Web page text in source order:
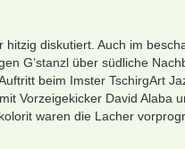
diskutiert. Auch im
G’stanzl über südliche
beim Imster TschirgArt
Vorzeigekicker David
waren die Lacher